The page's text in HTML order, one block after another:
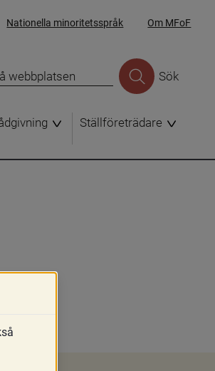
Nationella minoritetsspråk Om MFoF
Sök
Ställföreträdare